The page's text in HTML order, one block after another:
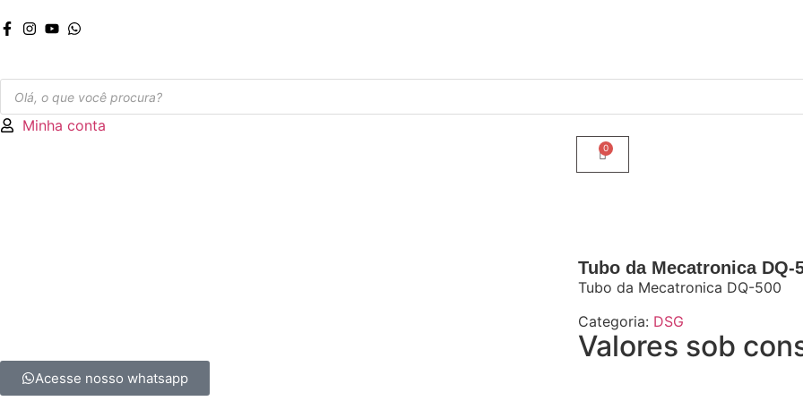
Minha conta
Tubo da Mecatronica DQ-
Tubo da Mecatronica DQ-500
Categoria: DSG
Valores sob
Acesse nosso whatsapp